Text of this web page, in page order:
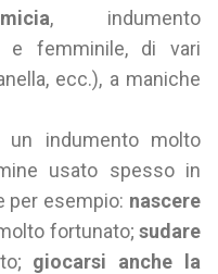
, indumento
e femminile, di vari
ecc.), a maniche
indumento molto
usato spesso in
per esempio: nascere
fortunato;sudare
giocarsi anche la